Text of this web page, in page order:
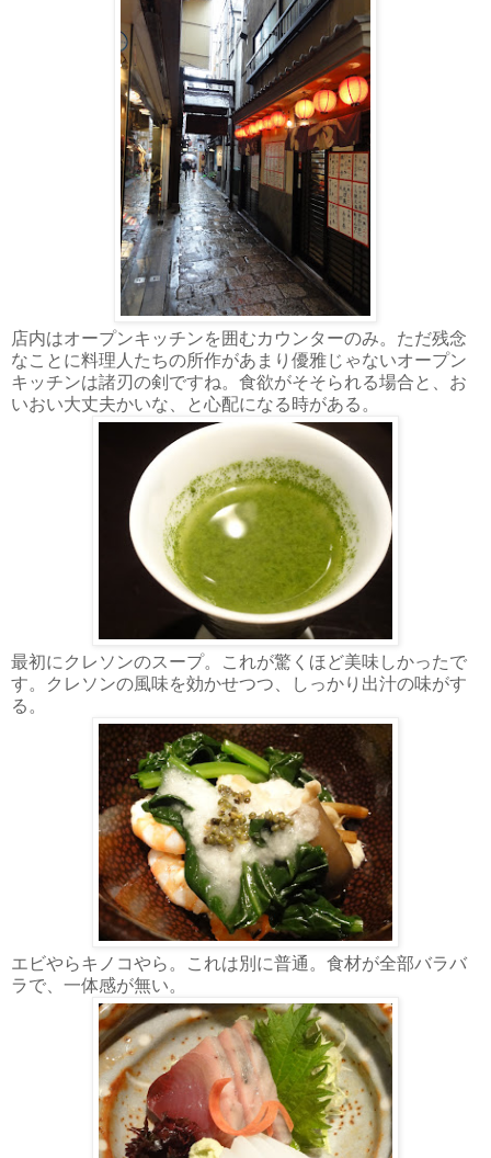
店内はオープンキッチンを囲むカウンターのみ。ただ残念
なことに料理人たちの所作があまり優雅じゃないオープン
キッチンは諸刃の剣ですね。食欲がそそられる場合と、お
いおい大丈夫かいな、と心配になる時がある。
最初にクレソンのスープ。これが驚くほど美味しかったで
す。クレソンの風味を効かせつつ、しっかり出汁の味がす
る。
エビやらキノコやら。これは別に普通。食材が全部バラバ
ラで、一体感が無い。